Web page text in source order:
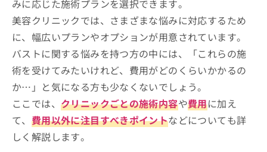
3．インプラント法（シリコンバッグ/生理食塩水
バッグ）
4．人工乳腺法
5．組織拡張器を用いた拡張法
手術前のカウンセリングの重要性
費用と手術のリスク
手術後のケアと回復過程
新宿で評判の豊胸手術におすすめのク
リニック5選
BELINDA CLINIC 新宿院
アマシオクリニック
水の森美容クリニック 新宿院
新宿美容外科クリニック 新宿院
湘南美容外科クリニック 新宿本院
「豊胸手術」クリニック選びの4ポイント
みに応じた施術プランを選択できます。
美容クリニックでは、さまざまな悩みに対応するため
に、幅広いプランやオプションが用意されています。
バストに関する悩みを持つ方の中には、「これらの施
術を受けてみたいけれど、費用がどのくらいかかるの
か…」と気になる方も少なくないでしょう。
ここでは、 クリニックごとの施術内容や費用に加え
て、 費用以外に注目すべきポイントなどについても詳
しく解説します。
こ
ち
ら
そ
の
他
の
お
問
い
合
は
こ
ら